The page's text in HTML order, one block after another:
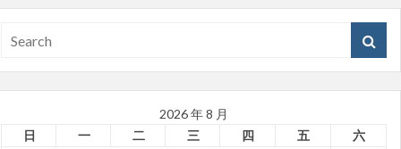
2026 年 8 月
日
一 二 三 四 五
六